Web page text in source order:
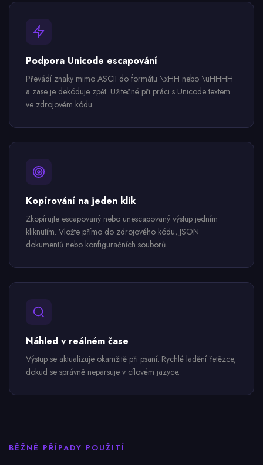
Podpora Unicode escapování
Převádí znaky mimo ASCII do formátu \xHH nebo \uHHHH
a zase je dekóduje zpět. Užitečné při práci s Unicode textem
ve zdrojovém kódu.
Kopírování na jeden klik
Zkopírujte escapovaný nebo unescapovaný výstup jedním
kliknutím. Vložte přímo do zdrojového kódu, JSON
dokumentů nebo konfiguračních souborů.
Náhled v reálném čase
Výstup se aktualizuje okamžitě při psaní. Rychlé ladění řetězce,
dokud se správně neparsuje v cílovém jazyce.
BĚŽNÉ PŘÍPADY POUŽITÍ